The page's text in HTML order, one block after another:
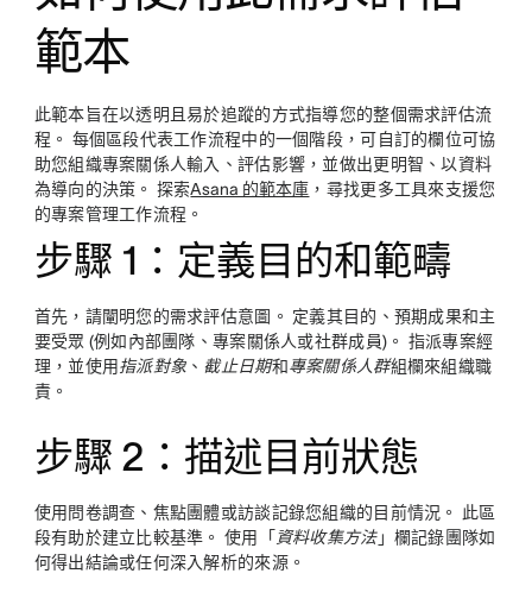
範本
此範本旨在以透明且易於追蹤的方式指導您的整個需求評估流
程。 每個區段代表工作流程中的一個階段，可自訂的欄位可協
助您組織專案關係人輸入、評估影響，並做出更明智、以資料
為導向的決策。 探索Asana 的範本庫 ，尋找更多工具來支援您
的專案管理工作流程。
步驟 1：定義目的和範疇
首先，請闡明您的需求評估意圖。 定義其目的、預期成果和主
要受眾 (例如內部團隊、專案關係人或社群成員)。 指派專案經
理，並使用指派對象 、 截止日期和專案關係人群組欄來組織職
責。
步驟 2：描述目前狀態
使用問卷調查、焦點團體或訪談記錄您組織的目前情況。 此區
段有助於建立比較基準。 使用「 資料收集方法」欄記錄團隊如
何得出結論或任何深入解析的來源。